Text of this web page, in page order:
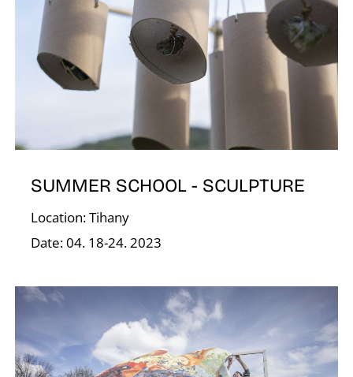
SUMMER SCHOOL - SCULPTURE
Location: Tihany
Date: 04. 18-24. 2023